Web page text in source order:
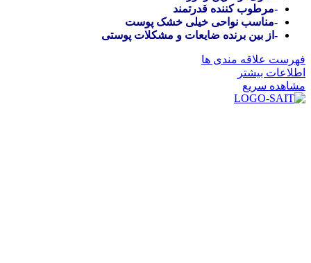
-مرطوب کننده قدرتمند
-مناسب نواحی خیلی خشک پوست
-از بین برنده ضایعات و مشکلات پوستی
فهرست علاقه مندی ها
اطلاعات بیشتر
مشاهده سریع